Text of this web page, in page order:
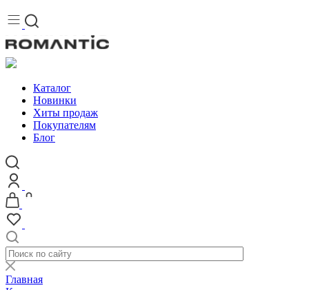
Каталог
Новинки
Хиты продаж
Покупателям
Блог
Главная